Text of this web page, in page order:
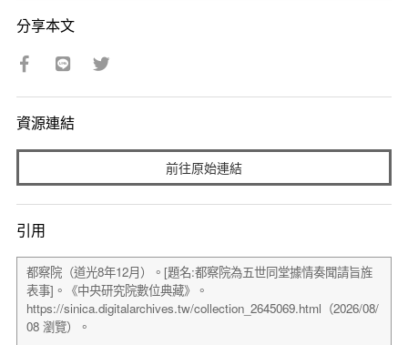
分享本文
資源連結
前往原始連結
引用